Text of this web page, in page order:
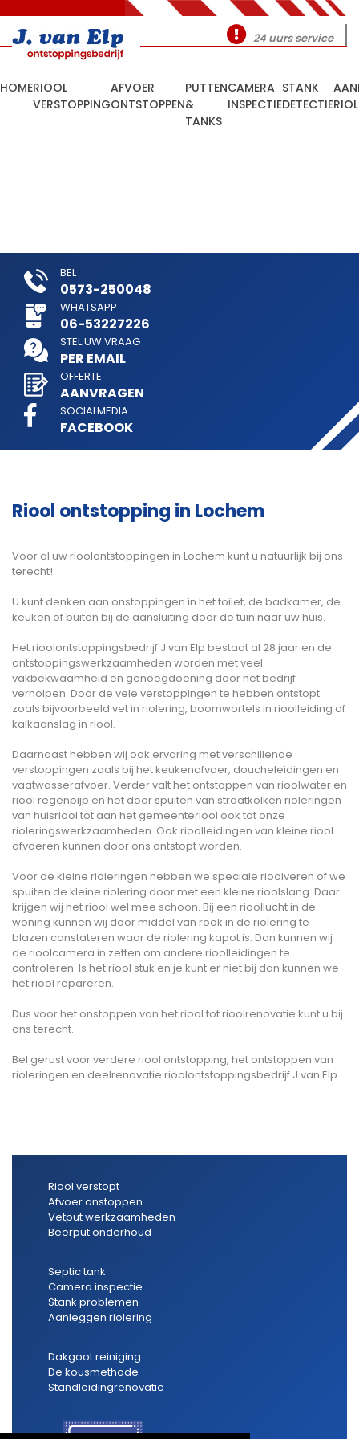
24 uurs service
HOMERIOOL
VERSTOPPING
AFVOER
ONTSTOPPEN
PUTTEN
&
TANKS
CAMERA
INSPECTIE
STANK
DETECTIE
BEL
0573-250048
WHATSAPP
06-53227226
STEL UW VRAAG
PER EMAIL
OFFERTE
AANVRAGEN
SOCIALMEDIA
FACEBOOK
Riool ontstopping in Lochem
Voor al uw rioolontstoppingen in Lochem kunt u natuurlijk bij ons
terecht!
U kunt denken aan onstoppingen in het toilet, de badkamer, de
keuken of buiten bij de aansluiting door de tuin naar uw huis.
Het rioolontstoppingsbedrijf J van Elp bestaat al 28 jaar en de
ontstoppingswerkzaamheden worden met veel
vakbekwaamheid en genoegdoening door het bedrijf
verholpen. Door de vele verstoppingen te hebben ontstopt
zoals bijvoorbeeld vet in riolering, boomwortels in rioolleiding of
kalkaanslag in riool.
Daarnaast hebben wij ook ervaring met verschillende
verstoppingen zoals bij het keukenafvoer, doucheleidingen en
vaatwasserafvoer. Verder valt het ontstoppen van rioolwater en
riool regenpijp en het door spuiten van straatkolken rioleringen
van huisriool tot aan het gemeenteriool ook tot onze
rioleringswerkzaamheden. Ook rioolleidingen van kleine riool
afvoeren kunnen door ons ontstopt worden.
Voor de kleine rioleringen hebben we speciale rioolveren of we
spuiten de kleine riolering door met een kleine rioolslang. Daar
krijgen wij het riool wel mee schoon. Bij een rioollucht in de
woning kunnen wij door middel van rook in de riolering te
blazen constateren waar de riolering kapot is. Dan kunnen wij
de rioolcamera in zetten om andere rioolleidingen te
controleren. Is het riool stuk en je kunt er niet bij dan kunnen we
het riool repareren.
Dus voor het onstoppen van het riool tot rioolrenovatie kunt u bij
ons terecht.
Bel gerust voor verdere riool ontstopping, het ontstoppen van
rioleringen en deelrenovatie rioolontstoppingsbedrijf J van Elp.
Riool verstopt
Afvoer onstoppen
Vetput werkzaamheden
Beerput onderhoud
Septic tank
Camera inspectie
Stank problemen
Aanleggen riolering
Dakgoot reiniging
De kousmethode
Standleidingrenovatie